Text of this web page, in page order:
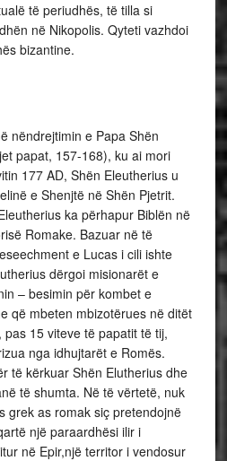
të periudhës, të tilla si
në Nikopolis. Qyteti vazhdoi
bizantine.
nëndrejtimin e Papa Shën
papat, 157-168), ku ai mori
177 AD, Shën Eleutherius u
e Shenjtë në Shën Pjetrit.
ka përhapur Biblën në
Romake. Bazuar në të
e Lucas i cili ishte
dërgoi misionarët e
– besimin për kombet e
që mbeten mbizotërues në ditët
15 viteve të papatit të tij,
nga idhujtarët e Romës.
të kërkuar Shën Elutherius dhe
të shumta. Në të vërtetë, nuk
grek as romak siç pretendojnë
një paraardhësi ilir i
në Epir,një territor i vendosur